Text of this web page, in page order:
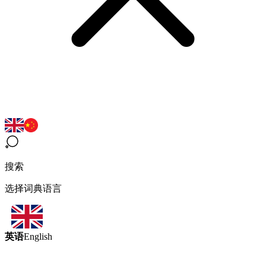
搜索
选择词典语言
英语English